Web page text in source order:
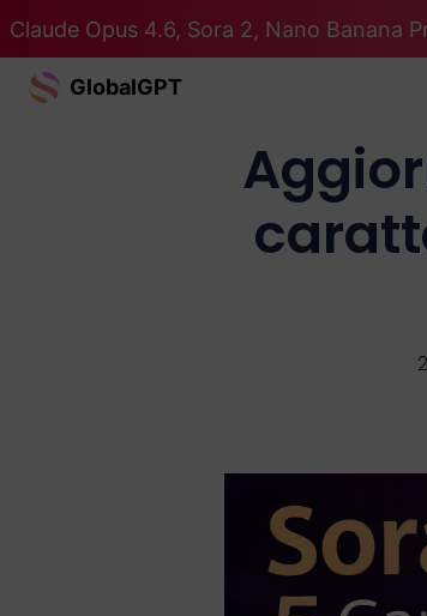
Claude Opus 4.6, Sora 2, Nano Banana
GlobalGPT